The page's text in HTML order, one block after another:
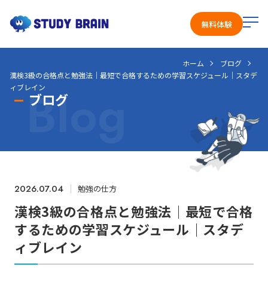
無料体験
メ
ュ
ー
を
ホーム
ブログ
漢検3級の合格点と勉強法｜最短で合格するための学習スケジュール｜スタデ
ィブレイン
ブログ
Blog
2026.07.04 勉強の仕方
漢検3級の合格点と勉強法｜最短で合格
するための学習スケジュール｜スタデ
ィブレイン